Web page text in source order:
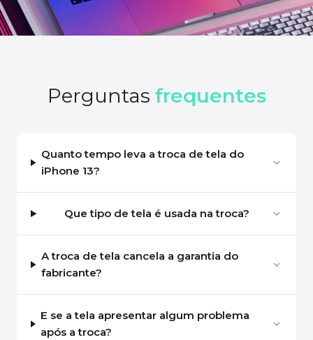
Perguntas frequentes
Quanto tempo leva a troca de tela do
iPhone 13?
Que tipo de tela é usada na troca?
A troca de tela cancela a garantia do
fabricante?
E se a tela apresentar algum problema
após a troca?